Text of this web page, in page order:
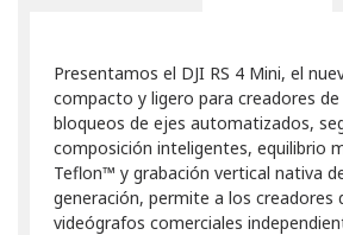
Presentamos el DJI RS 4 Mini, el
compacto y ligero para creadores
bloqueos de ejes automatizados,
composición inteligentes, equilibrio
Teflon™ y grabación vertical nativa
generación, permite a los creadores
videógrafos comerciales